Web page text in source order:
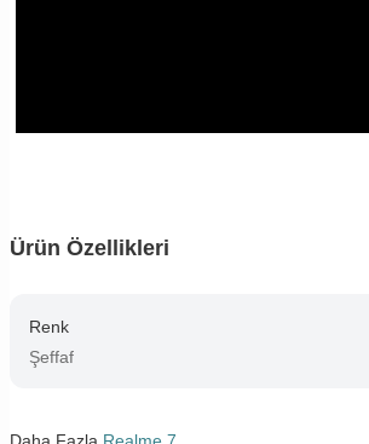
Ürün Özellikleri
Renk
Şeffaf